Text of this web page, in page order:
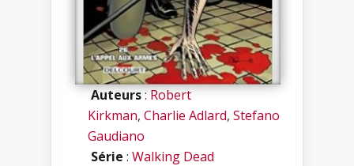
Auteurs:Robert
Kirkman, Charlie Adlard, Stefano
Gaudiano
Série : Walking Dead